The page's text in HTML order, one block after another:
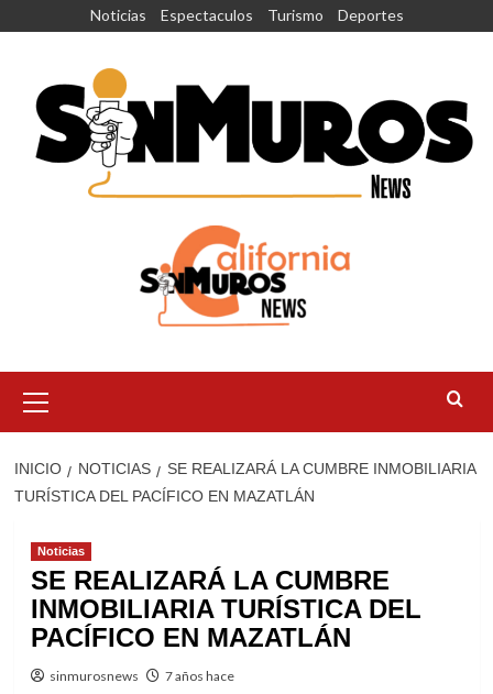
Noticias Espectaculos Turismo Deportes
principal
INICIO NOTICIAS
SE REALIZARÁ LA CUMBRE INMOBILIARIA
TURÍSTICA DEL PACÍFICO EN MAZATLÁN
Noticias
SE REALIZARÁ LA CUMBRE
INMOBILIARIA TURÍSTICA DEL
PACÍFICO EN MAZATLÁN
sinmurosnews 7 años hace